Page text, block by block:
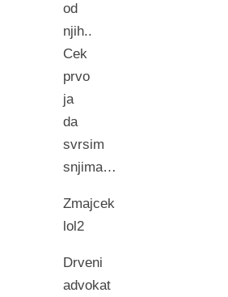
od
njih..
Cek
prvo
ja
da
svrsim
snjima…
Zmajcek
lol2
Drveni
advokat